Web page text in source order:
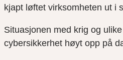
kjapt løftet virksomheten ut i
Situasjonen med krig og
cybersikkerhet høyt opp på